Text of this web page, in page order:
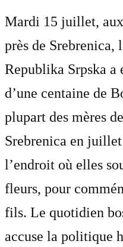
Mardi 15 juillet,
près de Srebrenica,
Republika Srpska a
d’une centaine de
plupart des mères
Srebrenica en juillet
l’endroit où elles
fleurs, pour
fils. Le quotidien
accuse la politique